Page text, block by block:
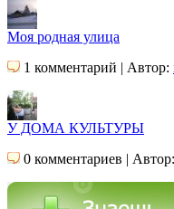
Моя родная улица
1 комментарий | Автор:
У ДОМА КУЛЬТУРЫ
0 комментариев | Автор: